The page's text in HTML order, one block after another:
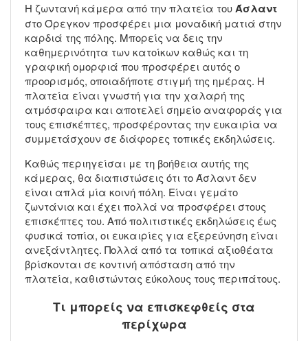
Η ζωντανή κάμερα από την πλατεία τουΆσλαντ
στο Όρεγκον προσφέρει μια μοναδική ματιά στην
καρδιά της πόλης. Μπορείς να δεις την
καθημερινότητα των κατοίκων καθώς και τη
γραφική ομορφιά που προσφέρει αυτός ο
προορισμός, οποιαδήποτε στιγμή της ημέρας. Η
πλατεία είναι γνωστή για την χαλαρή της
ατμόσφαιρα και αποτελεί σημείο αναφοράς για
τους επισκέπτες, προσφέροντας την ευκαιρία να
συμμετάσχουν σε διάφορες τοπικές εκδηλώσεις.
Καθώς περιηγείσαι με τη βοήθεια αυτής της
κάμερας, θα διαπιστώσεις ότι το Άσλαντ δεν
είναι απλά μία κοινή πόλη. Είναι γεμάτο
ζωντάνια και έχει πολλά να προσφέρει στους
επισκέπτες του. Από πολιτιστικές εκδηλώσεις έως
φυσικά τοπία, οι ευκαιρίες για εξερεύνηση είναι
ανεξάντλητες. Πολλά από τα τοπικά αξιοθέατα
βρίσκονται σε κοντινή απόσταση από την
πλατεία, καθιστώντας εύκολους τους περιπάτους.
Τι μπορείς να επισκεφθείς στα
περίχωρα